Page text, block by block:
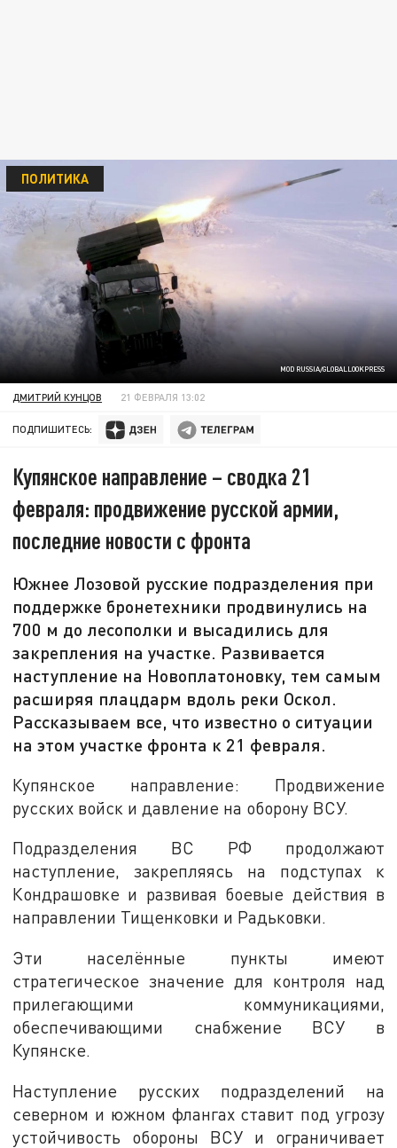
MOD RUSSIA/GLOBALLOOKPRESS
ПОЛИТИКА
ДМИТРИЙ КУНЦОВ 21 ФЕВРАЛЯ 13:02
ПОДПИШИТЕСЬ:
Купянское направление – сводка 21
февраля: продвижение русской армии,
последние новости с фронта
Южнее Лозовой русские подразделения при
поддержке бронетехники продвинулись на
700 м до лесополки и высадились для
закрепления на участке. Развивается
наступление на Новоплатоновку, тем самым
расширяя плацдарм вдоль реки Оскол.
Рассказываем все, что известно о ситуации
на этом участке фронта к 21 февраля.
Купянское направление: Продвижение
русских войск и давление на оборону ВСУ.
Подразделения ВС РФ продолжают
наступление, закрепляясь на подступах к
Кондрашовке и развивая боевые действия в
направлении Тищенковки и Радьковки.
Эти населённые пункты имеют
стратегическое значение для контроля над
прилегающими коммуникациями,
обеспечивающими снабжение ВСУ в
Купянске.
Наступление русских подразделений на
северном и южном флангах ставит под угрозу
устойчивость обороны ВСУ и ограничивает